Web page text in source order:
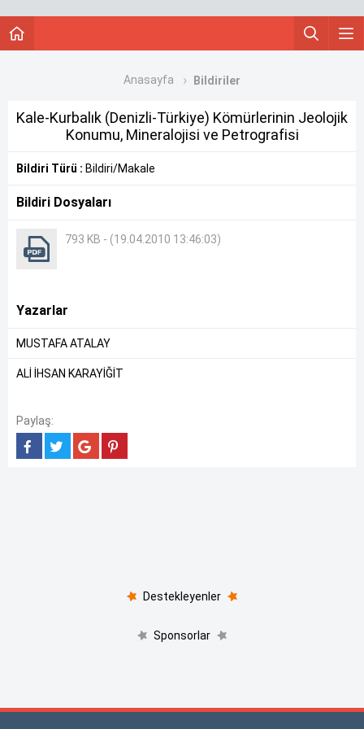
Anasayfa Bildiriler
Kale-Kurbalık (Denizli-Türkiye) Kömürlerinin Jeolojik
Konumu, Mineralojisi ve Petrografisi
Bildiri Türü : Bildiri/Makale
Bildiri Dosyaları
793 KB - (19.04.2010 13:46:03)
Yazarlar
MUSTAFA ATALAY
ALİ İHSAN KARAYİĞİT
Paylaş:
Destekleyenler
Sponsorlar